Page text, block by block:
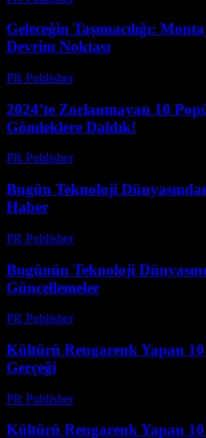
Geleceğin Taşımacılığı:
Devrim Noktası
PR Publisher-
2024’te Zorlanmayan 10
Gömleklere Daldık!
PR Publisher-
Bugün Teknoloji
Haber
PR Publisher-
Bugünün Teknoloji
Güncellemeler
PR Publisher-
Kültürü Rengarenk Yapan
Gerçeği
PR Publisher-
Kültürü Rengarenk Yapan